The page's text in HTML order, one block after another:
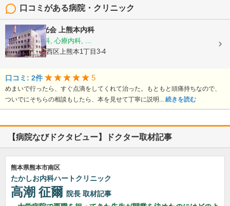
口コミがある病院・クリニック
医療法人陽光会 上熊本内科
内科, 神経内科, 心療内科, ...
熊本県熊本市西区上熊本1丁目3-4
口コミ: 2件 5
めまいで行ったら、すぐ点滴をしてくれて治った。もともと頭痛持ちなので、
ついでにそちらの相談もしたら、本を見せて丁寧に説明... 続きを読む
【病院なびドクタビュー】ドクター取材記事
熊本県熊本市南区
たかしお内科ハートクリニック
高潮 征爾 院長 取材記事